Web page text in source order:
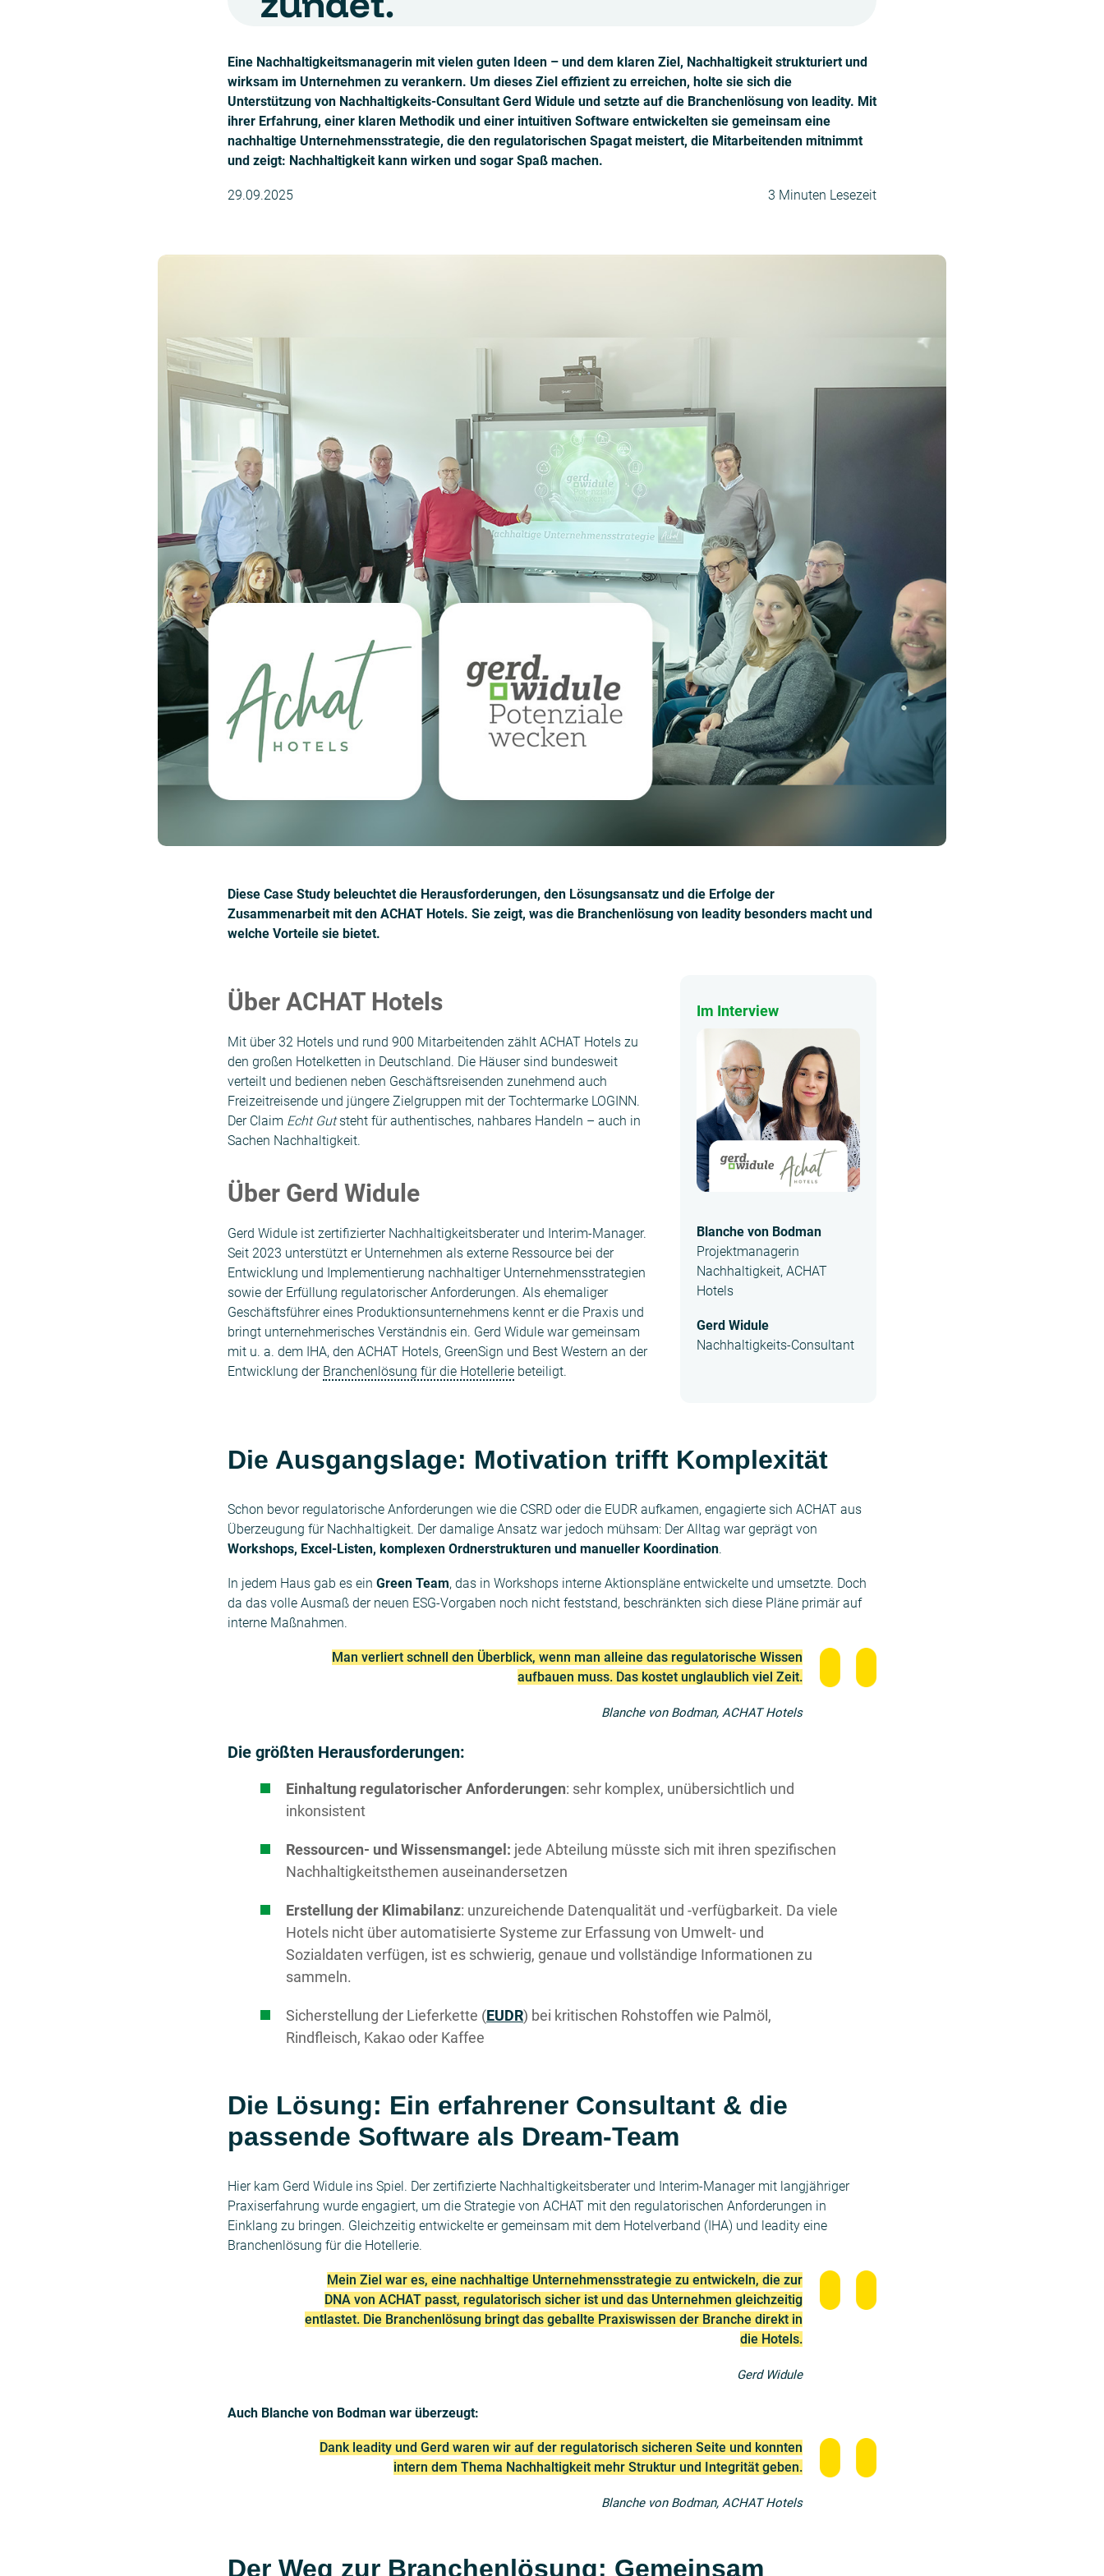
Eine Nachhaltigkeitsmanagerin mit vielen guten Ideen – und dem klaren Ziel, Nachhaltigkeit strukturiert und
wirksam im Unternehmen zu verankern. Um dieses Ziel effizient zu erreichen, holte sie sich die
Unterstützung von Nachhaltigkeits-Consultant Gerd Widule und setzte auf die Branchenlösung von leadity. Mit
ihrer Erfahrung, einer klaren Methodik und einer intuitiven Software entwickelten sie gemeinsam eine
nachhaltige Unternehmensstrategie, die den regulatorischen Spagat meistert, die Mitarbeitenden mitnimmt
und zeigt: Nachhaltigkeit kann wirken und sogar Spaß machen.
29.09.2025 3 Minuten Lesezeit
Diese Case Study beleuchtet die Herausforderungen, den Lösungsansatz und die Erfolge der
Zusammenarbeit mit den ACHAT Hotels. Sie zeigt, was die Branchenlösung von leadity besonders macht und
welche Vorteile sie bietet.
Über ACHAT Hotels
Mit über 32 Hotels und rund 900 Mitarbeitenden zählt ACHAT Hotels zu
den großen Hotelketten in Deutschland. Die Häuser sind bundesweit
verteilt und bedienen neben Geschäftsreisenden zunehmend auch
Freizeitreisende und jüngere Zielgruppen mit der Tochtermarke LOGINN.
Der Claim Echt Gutsteht für authentisches, nahbares Handeln – auch in
Sachen Nachhaltigkeit.
Über Gerd Widule
Gerd Widule ist zertifizierter Nachhaltigkeitsberater und Interim-Manager.
Seit 2023 unterstützt er Unternehmen als externe Ressource bei der
Entwicklung und Implementierung nachhaltiger Unternehmensstrategien
sowie der Erfüllung regulatorischer Anforderungen. Als ehemaliger
Geschäftsführer eines Produktionsunternehmens kennt er die Praxis und
bringt unternehmerisches Verständnis ein. Gerd Widule war gemeinsam
mit u. a. dem IHA, den ACHAT Hotels, GreenSign und Best Western an der
Entwicklung der Branchenlösung für die Hotellerie beteiligt.
Im Interview
Blanche von Bodman
Projektmanagerin
Nachhaltigkeit, ACHAT
Hotels
Gerd Widule
Nachhaltigkeits-Consultant
Die Ausgangslage: Motivation trifft Komplexität
Schon bevor regulatorische Anforderungen wie die CSRD oder die EUDR aufkamen, engagierte sich ACHAT aus
Überzeugung für Nachhaltigkeit. Der damalige Ansatz war jedoch mühsam: Der Alltag war geprägt von
Workshops, Excel-Listen, komplexen Ordnerstrukturen und manueller Koordination.
In jedem Haus gab es ein Green Team, das in Workshops interne Aktionspläne entwickelte und umsetzte. Doch
da das volle Ausmaß der neuen ESG-Vorgaben noch nicht feststand, beschränkten sich diese Pläne primär auf
interne Maßnahmen.
Man verliert schnell den Überblick, wenn man alleine das regulatorische Wissen
aufbauen muss. Das kostet unglaublich viel Zeit.
Blanche von Bodman, ACHAT Hotels
Die größten Herausforderungen:
Einhaltung regulatorischer Anforderungen: sehr komplex, unübersichtlich und
inkonsistent
Ressourcen- und Wissensmangel: jede Abteilung müsste sich mit ihren spezifischen
Nachhaltigkeitsthemen auseinandersetzen
Erstellung der Klimabilanz: unzureichende Datenqualität und -verfügbarkeit. Da viele
Hotels nicht über automatisierte Systeme zur Erfassung von Umwelt- und
Sozialdaten verfügen, ist es schwierig, genaue und vollständige Informationen zu
sammeln.
Sicherstellung der Lieferkette (EUDR) bei kritischen Rohstoffen wie Palmöl,
Rindfleisch, Kakao oder Kaffee
Die Lösung: Ein erfahrener Consultant & die
passende Software als Dream-Team
Hier kam Gerd Widule ins Spiel. Der zertifizierte Nachhaltigkeitsberater und Interim-Manager mit langjähriger
Praxiserfahrung wurde engagiert, um die Strategie von ACHAT mit den regulatorischen Anforderungen in
Einklang zu bringen. Gleichzeitig entwickelte er gemeinsam mit dem Hotelverband (IHA) und leadity eine
Branchenlösung für die Hotellerie.
Mein Ziel war es, eine nachhaltige Unternehmensstrategie zu entwickeln, die zur
DNA von ACHAT passt, regulatorisch sicher ist und das Unternehmen gleichzeitig
entlastet. Die Branchenlösung bringt das geballte Praxiswissen der Branche direkt in
die Hotels.
Gerd Widule
Auch Blanche von Bodman war überzeugt:
Dank leadity und Gerd waren wir auf der regulatorisch sicheren Seite und konnten
intern dem Thema Nachhaltigkeit mehr Struktur und Integrität geben.
Blanche von Bodman, ACHAT Hotels
Der Weg zur Branchenlösung: Gemeinsam